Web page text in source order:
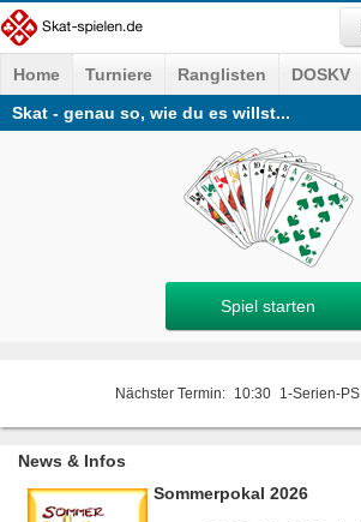
Home Turniere Ranglisten DOSKV
Skat - genau so, wie du es willst...
Spiel starten
Nächster Termin: 10:30 1-Serien-PS
News & Infos
Sommerpokal 2026